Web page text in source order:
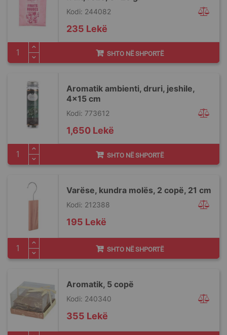
Kodi: 244082
235 Lekë
SHTO NË SHPORTË
Aromatik ambienti, druri, jeshile,
4x15 cm
Kodi: 773612
1,650 Lekë
SHTO NË SHPORTË
Varëse, kundra molës, 2 copë, 21 cm
Kodi: 212388
195 Lekë
SHTO NË SHPORTË
Aromatik, 5 copë
Kodi: 240340
355 Lekë